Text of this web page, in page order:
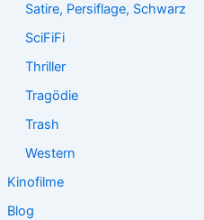
Satire, Persiflage, Schwarz
SciFiFi
Thriller
Tragödie
Trash
Western
Kinofilme
Blog